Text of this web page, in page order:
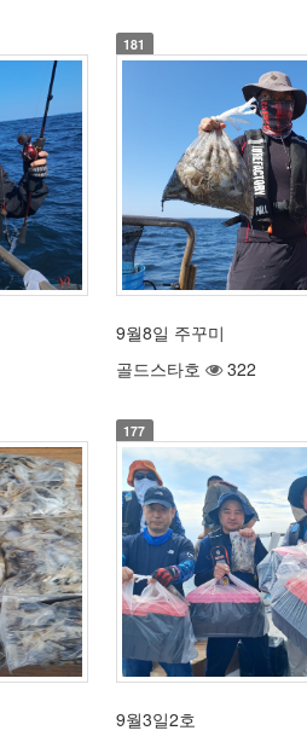
181
9월8일 주꾸미
골드스타호
322
177
9월3일2호